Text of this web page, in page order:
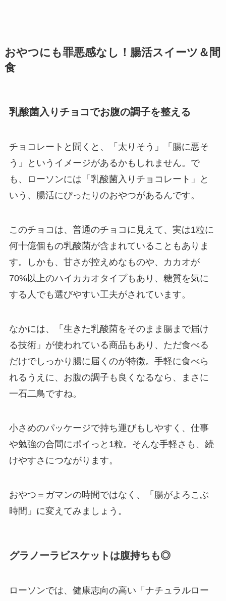
おやつにも罪悪感なし！腸活スイーツ＆間
食
乳酸菌入りチョコでお腹の調子を整える
チョコレートと聞くと、「太りそう」「腸に悪そ
う」というイメージがあるかもしれません。で
も、ローソンには「乳酸菌入りチョコレート」と
いう、腸活にぴったりのおやつがあるんです。
このチョコは、普通のチョコに見えて、実は1粒に
何十億個もの乳酸菌が含まれていることもありま
す。しかも、甘さが控えめなものや、カカオが
70%以上のハイカカオタイプもあり、糖質を気に
する人でも選びやすい工夫がされています。
なかには、「生きた乳酸菌をそのまま腸まで届け
る技術」が使われている商品もあり、ただ食べる
だけでしっかり腸に届くのが特徴。手軽に食べら
れるうえに、お腹の調子も良くなるなら、まさに
一石二鳥ですね。
小さめのパッケージで持ち運びもしやすく、仕事
や勉強の合間にポイっと1粒。そんな手軽さも、続
けやすさにつながります。
おやつ＝ガマンの時間ではなく、「腸がよろこぶ
時間」に変えてみましょう。
グラノーラビスケットは腹持ちも◎
ローソンでは、健康志向の高い「ナチュラルロー